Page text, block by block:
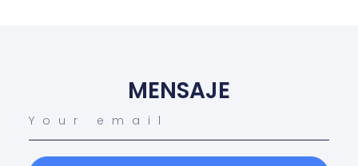
MENSAJE